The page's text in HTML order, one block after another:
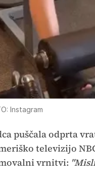
Instagram
puščala odprta
televizijo
vrnitvi: